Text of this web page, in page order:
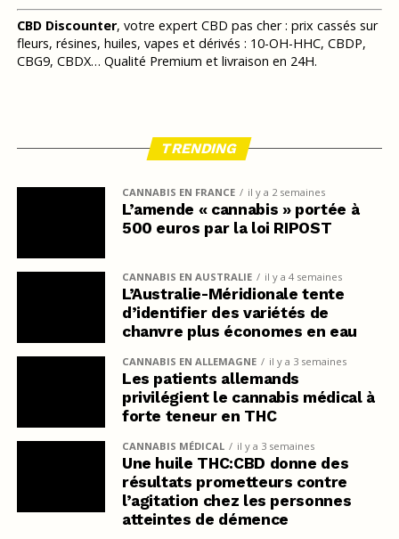
CBD Discounter, votre expert CBD pas cher : prix cassés sur
fleurs, résines, huiles, vapes et dérivés : 10-OH-HHC, CBDP,
CBG9, CBDX… Qualité Premium et livraison en 24H.
TRENDING
CANNABIS EN FRANCE il y a 2 semaines
L’amende « cannabis » portée à
500 euros par la loi RIPOST
CANNABIS EN AUSTRALIE il y a 4 semaines
L’Australie-Méridionale tente
d’identifier des variétés de
chanvre plus économes en eau
CANNABIS EN ALLEMAGNE il y a 3 semaines
Les patients allemands
privilégient le cannabis médical à
forte teneur en THC
CANNABIS MÉDICAL il y a 3 semaines
Une huile THC:CBD donne des
résultats prometteurs contre
l’agitation chez les personnes
atteintes de démence